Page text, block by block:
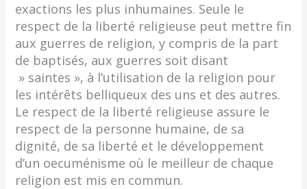
exactions les plus inhumaines. Seule le
respect de la liberté religieuse peut mettre fin
aux guerres de religion, y compris de la part
de baptisés, aux guerres soit disant
» saintes », à l’utilisation de la religion pour
les intérêts belliqueux des uns et des autres.
Le respect de la liberté religieuse assure le
respect de la personne humaine, de sa
dignité, de sa liberté et le développement
d’un oecuménisme où le meilleur de chaque
religion est mis en commun.